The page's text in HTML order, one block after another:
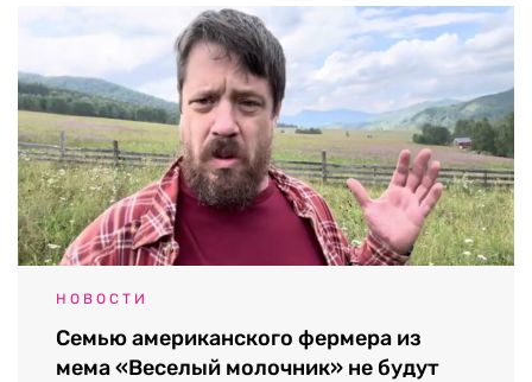
НОВОСТИ
Семью американского фермера из
мема «Веселый молочник» не будут